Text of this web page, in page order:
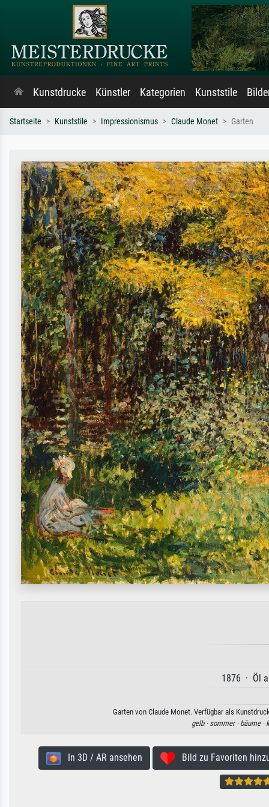
Kunstdrucke Künstler Kategorien Kunststile
Startseite Kunststile Impressionismus Claude Monet Garten
1876 · Öl
Garten von Claude Monet. Verfügbar als
gelb · sommer · bäume ·
In 3D / AR ansehen Bild zu Favoriten